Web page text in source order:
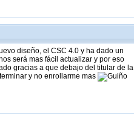
diseño, el CSC 4.0 y ha dado un
será mas fácil actualizar y por eso
gracias a que debajo del titular de la
y no enrollarme mas